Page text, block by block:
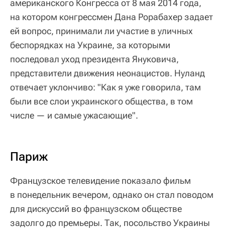
американского Конгресса от 8 мая 2014 года,
на котором конгрессмен Дана Рорабахер задает
ей вопрос, принимали ли участие в уличных
беспорядках на Украине, за которыми
последовал уход президента Януковича,
представители движения неонацистов. Нуланд
отвечает уклончиво: "Как я уже говорила, там
были все слои украинского общества, в том
числе — и самые ужасающие".
Париж
Французское телевидение показало фильм
в понедельник вечером, однако он стал поводом
для дискуссий во французском обществе
задолго до премьеры. Так, посольство Украины